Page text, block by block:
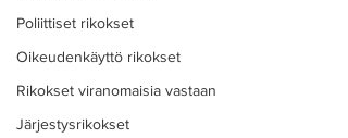
Poliittiset rikokset
Oikeudenkäyttö rikokset
Rikokset viranomaisia vastaan
Järjestysrikokset